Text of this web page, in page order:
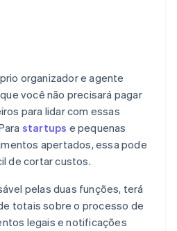
organizador e agente
você não precisará pagar
para lidar com essas
startups e pequenas
apertados, essa pode
de cortar custos.
pelas duas funções, terá
totais sobre o processo de
legais e notificações